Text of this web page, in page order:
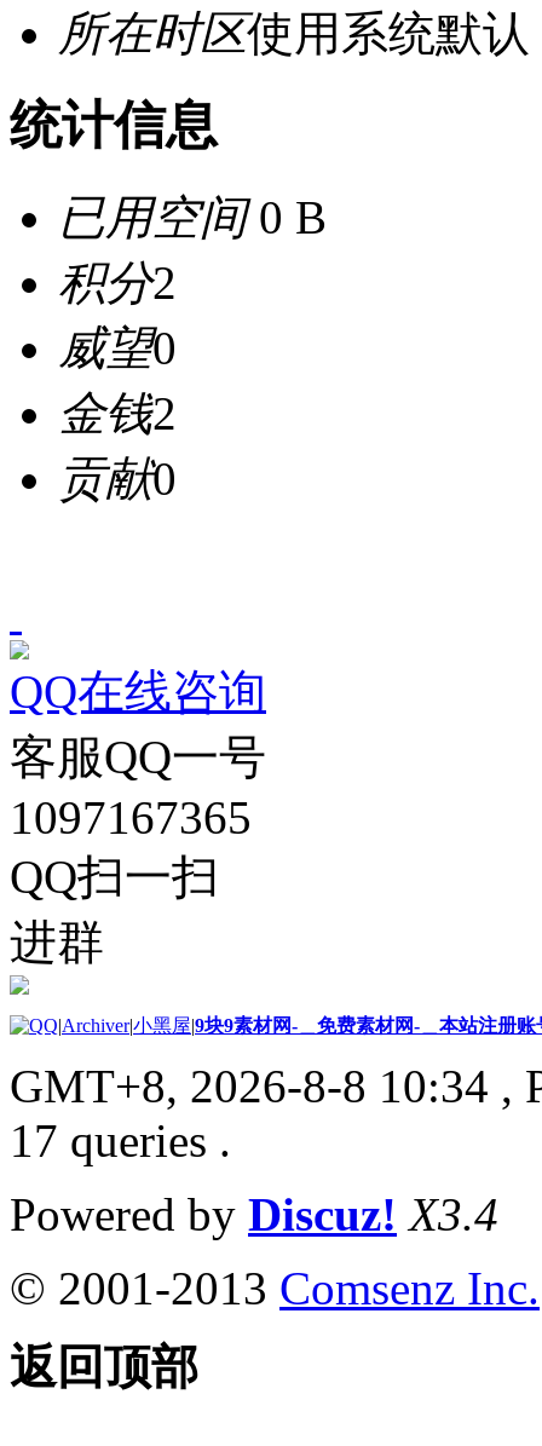
所在时区使用系统默认
统计信息
已用空间0 B
积分2
威望0
金钱2
贡献0
QQ在线咨询
客服QQ一号
1097167365
QQ扫一扫
进群
|Archiver|小黑屋|9块9素材网-＿免费素材网-＿本站注册账
GMT+8, 2026-8-8 10:34 ,
17 queries .
Powered by Discuz! X3.4
© 2001-2013 Comsenz Inc.
返回顶部